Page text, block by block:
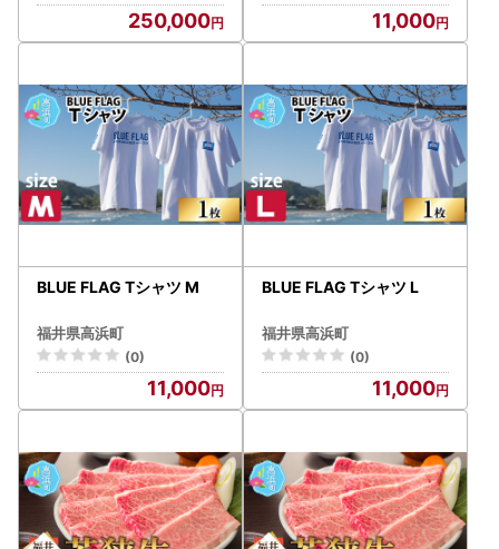
250,000 11,000
BLUE FLAG Tシャツ M
福井県高浜町
(0)
11,000
BLUE FLAG Tシャツ L
福井県高浜町
(0)
11,000